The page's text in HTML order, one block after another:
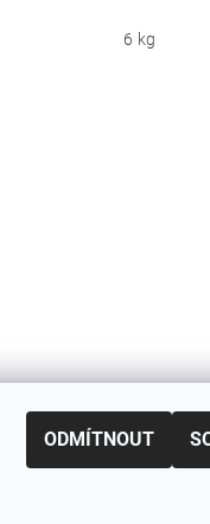
6 kg
Reklamační podmínky |
ODMÍTNOUT